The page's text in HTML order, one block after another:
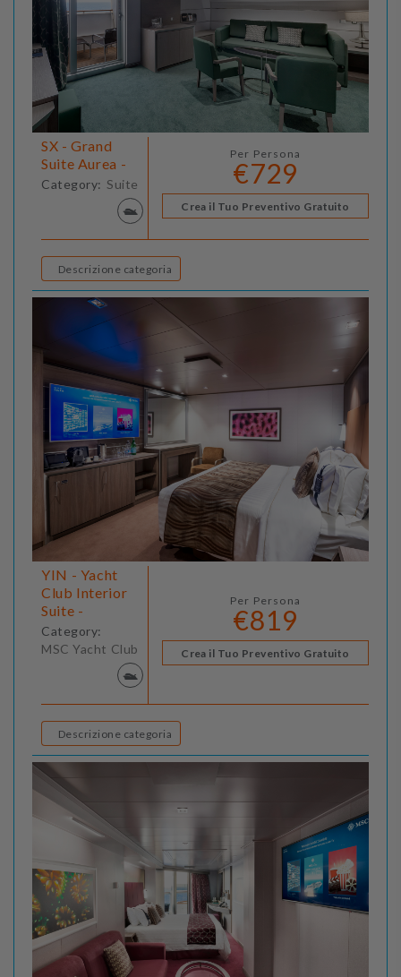
SX - Grand
Suite Aurea -
Category: Suite
Per Persona
€729
Crea il Tuo Preventivo Gratuito
Descrizione categoria
YIN - Yacht
Club Interior
Suite -
Category:
MSC Yacht Club
Per Persona
€819
Crea il Tuo Preventivo Gratuito
Descrizione categoria